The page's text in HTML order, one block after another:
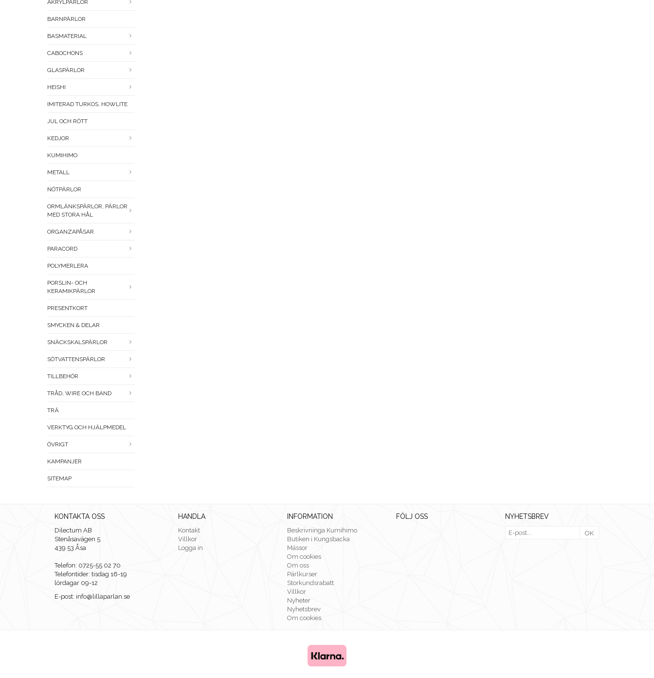
AKRYLPÄRLOR
BARNPÄRLOR
BASMATERIAL
CABOCHONS
GLASPÄRLOR
HEISHI
IMITERAD TURKOS, HOWLITE
JUL OCH RÖTT
KEDJOR
KUMIHIMO
METALL
NÖTPÄRLOR
ORMLÄNKSPÄRLOR, PÄRLOR
MED STORA HÅL
ORGANZAPÅSAR
PARACORD
POLYMERLERA
PORSLIN- OCH
KERAMIKPÄRLOR
PRESENTKORT
SMYCKEN & DELAR
SNÄCKSKALSPÄRLOR
SÖTVATTENSPÄRLOR
TILLBEHÖR
TRÅD, WIRE OCH BAND
TRÄ
VERKTYG OCH HJÄLPMEDEL
ÖVRIGT
KAMPANJER
SITEMAP
KONTAKTA OSS
Dilectum AB
Stenåsavägen 5
439 53 Åsa
Telefon: 0725-55 02 70
Telefontider: tisdag 16-19
lördagar 09-12
E-post: info@lillaparlan.se
HANDLA
Kontakt
Villkor
Logga in
INFORMATION
Beskrivninga Kumihimo
Butiken i Kungsbacka
Mässor
Om cookies
Om oss
Pärlkurser
Storkundsrabatt
Villkor
Nyheter
Nyhetsbrev
Om cookies
FÖLJ OSS NYHETSBREV
OK